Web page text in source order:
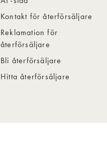
Kontakt för återförsäljare
Reklamation för
återförsäljare
Bli återförsäljare
Hitta återförsäljare